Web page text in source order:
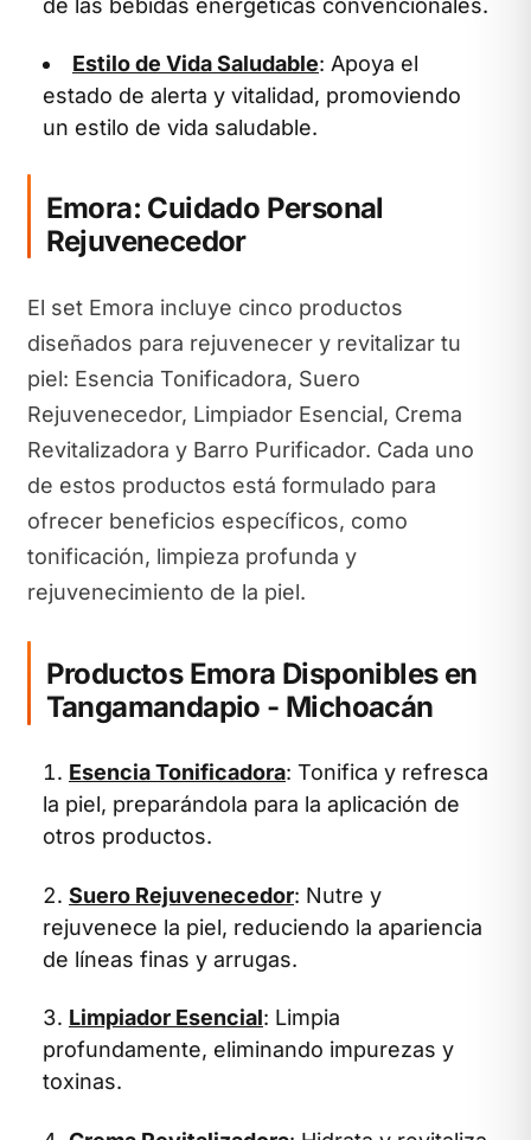
Estilo de Vida Saludable: Apoya el
estado de alerta y vitalidad, promoviendo
un estilo de vida saludable.
Emora: Cuidado Personal
Rejuvenecedor
El set Emora incluye cinco productos
diseñados para rejuvenecer y revitalizar tu
piel: Esencia Tonificadora, Suero
Rejuvenecedor, Limpiador Esencial, Crema
Revitalizadora y Barro Purificador. Cada uno
de estos productos está formulado para
ofrecer beneficios específicos, como
tonificación, limpieza profunda y
rejuvenecimiento de la piel.
Productos Emora Disponibles en
Tangamandapio - Michoacán
Esencia Tonificadora: Tonifica y refresca
la piel, preparándola para la aplicación de
otros productos.
Suero Rejuvenecedor: Nutre y
rejuvenece la piel, reduciendo la apariencia
de líneas finas y arrugas.
Limpiador Esencial: Limpia
profundamente, eliminando impurezas y
toxinas.